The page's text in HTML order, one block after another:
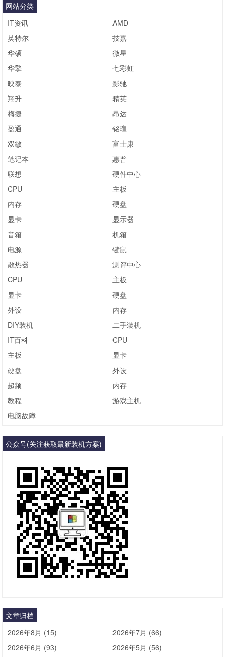
网站分类
IT资讯
AMD
英特尔
技嘉
华硕
微星
华擎
七彩虹
映泰
影驰
翔升
精英
梅捷
昂达
盈通
铭瑄
双敏
富士康
笔记本
惠普
联想
硬件中心
CPU
主板
内存
硬盘
显卡
显示器
音箱
机箱
电源
键鼠
散热器
测评中心
CPU
主板
显卡
硬盘
外设
内存
DIY装机
二手装机
IT百科
CPU
主板
显卡
硬盘
外设
超频
内存
教程
游戏主机
电脑故障
公众号(关注获取最新装机方案)
文章归档
2026年8月 (15)
2026年7月 (66)
2026年6月 (93)
2026年5月 (56)